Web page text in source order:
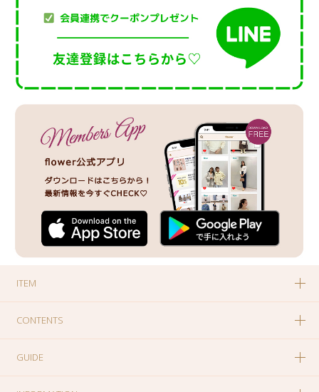
ITEM
CONTENTS
GUIDE